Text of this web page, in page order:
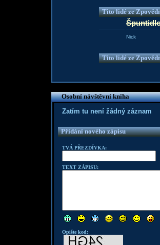
Tito lidé ze
Nick
Tito lidé ze
Osobní návštěvní kniha
Zatím tu není žádný záznam
Přidání nového zápisu
TVÁ PŘEZDÍVKA:
TEXT ZÁPISU:
Opište kod: